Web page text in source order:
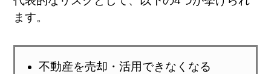
ます。
不動産を売却・活用できなくなる